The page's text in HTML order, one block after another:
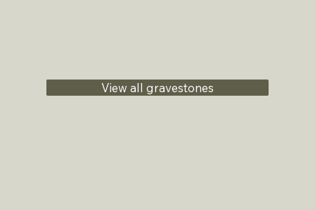
View all gravestones